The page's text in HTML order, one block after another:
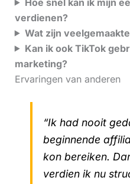
verdienen?
Wat zijn
Kan ik ook TikTok
marketing?
Ervaringen van anderen
“Ik had nooit
beginnende
kon bereiken.
verdien ik nu